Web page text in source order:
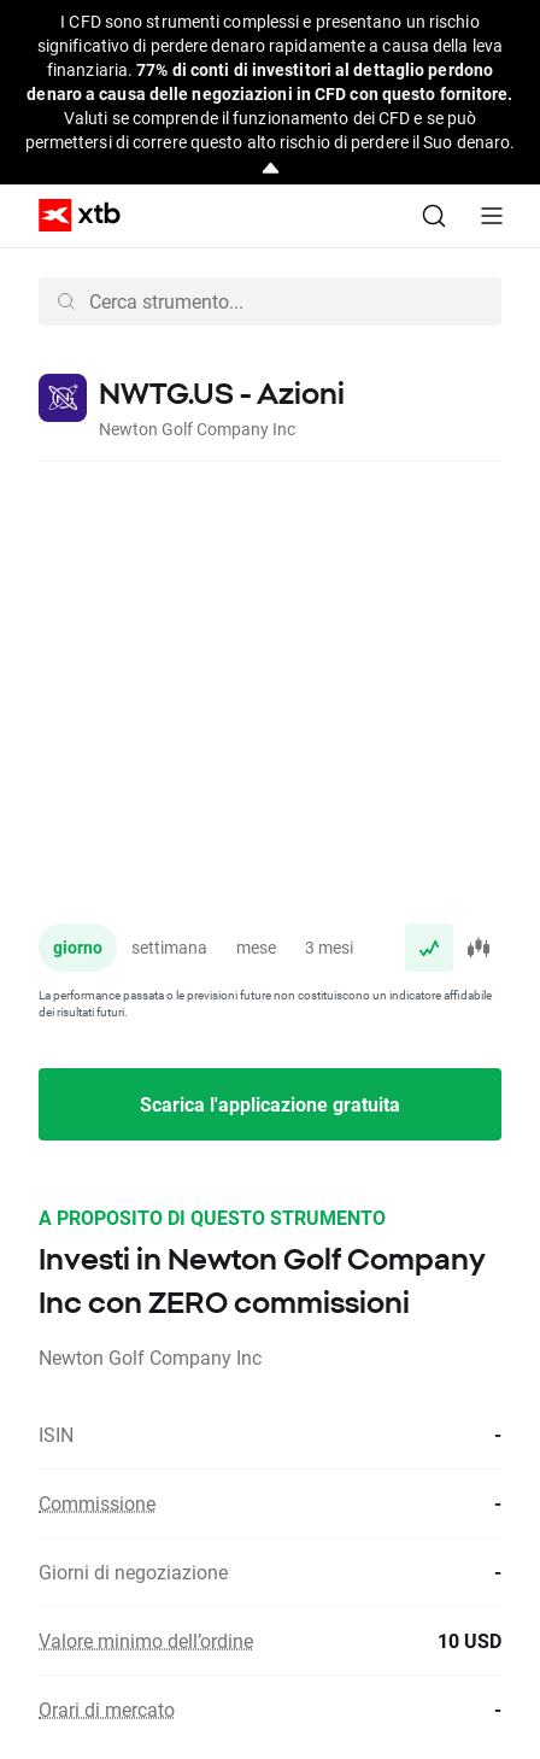
I CFD sono strumenti complessi e presentano un rischio
significativo di perdere denaro rapidamente a causa della leva
finanziaria.77% di conti di investitori al dettaglio perdono
denaro a causa delle negoziazioni in CFD con questo fornitore.
Valuti se comprende il funzionamento dei CFD e se può
permettersi di correre questo alto rischio di perdere il Suo denaro.
NWTG.US - Azioni
Newton Golf Company Inc
giorno settimana mese 3 mesi anno
La performance passata o le previsioni future non costituiscono un indicatore affidabile
dei risultati futuri.
Scarica l'applicazione gratuita
A PROPOSITO DI QUESTO STRUMENTO
Investi in Newton Golf Company
Inc con ZERO commissioni
Newton Golf Company Inc
ISIN -
Commissione -
Giorni di negoziazione -
Valore minimo dell’ordine 10 USD
Orari di mercato -